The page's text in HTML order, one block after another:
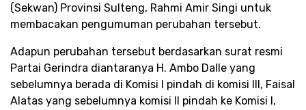
(Sekwan) Provinsi Sulteng, Rahmi Amir Singi untuk
membacakan pengumuman perubahan tersebut.
Adapun perubahan tersebut berdasarkan surat resmi
Partai Gerindra diantaranya H. Ambo Dalle yang
sebelumnya berada di Komisi I pindah di komisi III, Faisal
Alatas yang sebelumnya komisi II pindah ke Komisi I,